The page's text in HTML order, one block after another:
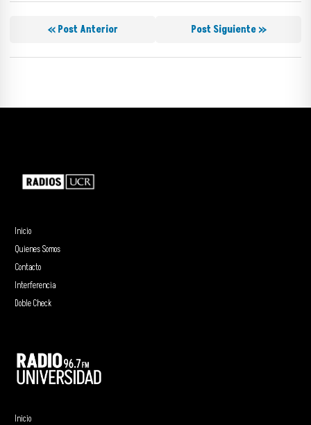
« Post Anterior Post Siguiente »
Inicio
Quienes Somos
Contacto
Interferencia
Doble Check
Inicio